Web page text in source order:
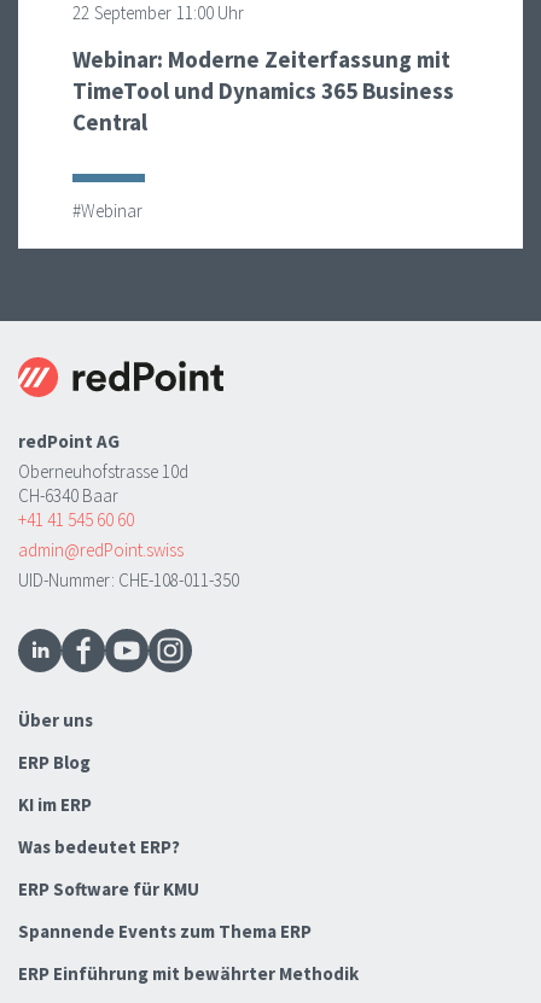
22 September 11:00 Uhr
Webinar: Moderne Zeiterfassung mit
TimeTool und Dynamics 365 Business
Central
#Webinar
redPoint AG
Oberneuhofstrasse 10d
CH-6340 Baar
+41 41 545 60 60
admin@redPoint.swiss
UID-Nummer: CHE-108-011-350
Über uns
ERP Blog
KI im ERP
Was bedeutet ERP?
ERP Software für KMU
Spannende Events zum Thema ERP
ERP Einführung mit bewährter Methodik